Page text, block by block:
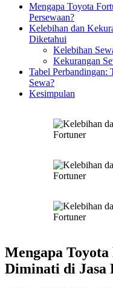
Mengapa Toyota
Persewaan?
Kelebihan dan
Diketahui
Kelebihan
Kekurangan
Tabel Perbandingan:
Sewa?
Kesimpulan
Mengapa
Diminati di Jasa